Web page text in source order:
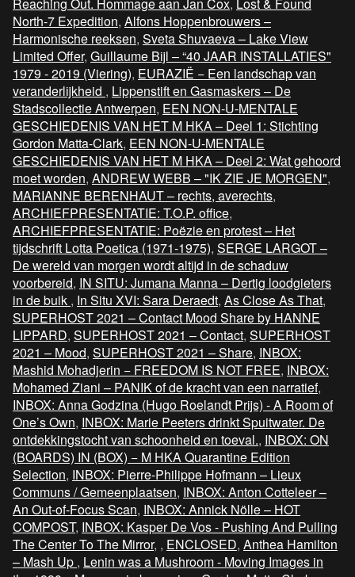
North-7 Expedition, Alfons Hoppenbrouwers –
Harmonische reeksen, Sveta Shuvaeva – Lake View
Limited Offer, Guillaume Bijl – “40 JAAR INSTALLATIES"
1979 - 2019 (Viering), EURAZIË − Een landschap van
veranderlijkheid , Lippenstift en Gasmaskers – De
Stadscollectie Antwerpen, EEN NON-U-MENTALE
GESCHIEDENIS VAN HET M HKA – Deel 1: Stichting
Gordon Matta-Clark, EEN NON-U-MENTALE
GESCHIEDENIS VAN HET M HKA – Deel 2: Wat gehoord
moet worden, ANDREW WEBB – "IK ZIE JE MORGEN",
MARIANNE BERENHAUT – rechts, averechts,
ARCHIEFPRESENTATIE: T.O.P. office,
ARCHIEFPRESENTATIE: Poëzie en protest – Het
tijdschrift Lotta Poetica (1971-1975), SERGE LARGOT –
De wereld van morgen wordt altijd in de schaduw
voorbereid, IN SITU: Jumana Manna – Dertig loodgieters
in de buik , In Situ XVI: Sara Deraedt, As Close As That,
SUPERHOST 2021 – Contact Mood Share by HANNE
LIPPARD, SUPERHOST 2021 – Contact, SUPERHOST
2021 – Mood, SUPERHOST 2021 – Share, INBOX:
Mashid Mohadjerin − FREEDOM IS NOT FREE, INBOX:
Mohamed Ziani – PANIK of de kracht van een narratief,
INBOX: Anna Godzina (Hugo Roelandt Prijs) - A Room of
One’s Own, INBOX: Marie Peeters drinkt Spuitwater. De
ontdekkingstocht van schoonheid en toeval., INBOX: ON
(BOARDS) IN (BOX) − M HKA Quarantine Edition
Selection, INBOX: Pierre-Philippe Hofmann – Lieux
Communs / Gemeenplaatsen, INBOX: Anton Cotteleer –
An Out-of-Focus Scan, INBOX: Annick Nölle – HOT
COMPOST, INBOX: Kasper De Vos - Pushing And Pulling
The Center To The Mirror, , ENCLOSED, Anthea Hamilton
– Mash Up , Lenin was a Mushroom - Moving Images in